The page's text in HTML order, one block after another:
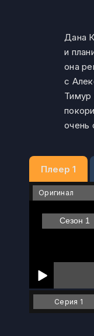
Дана
и
она
с
Тимур
очень
Плеер 1
Оригинал
Серия 1